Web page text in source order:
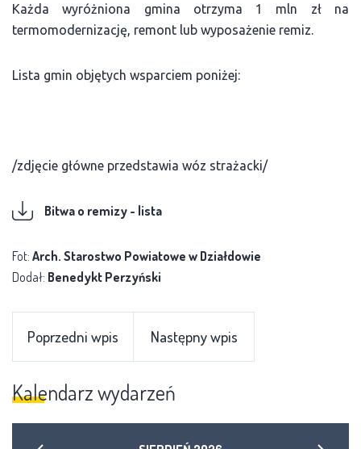
Każda wyróżniona gmina otrzyma 1 mln zł na
termomodernizację, remont lub wyposażenie remiz.
Lista gmin objętych wsparciem poniżej:
/zdjęcie główne przedstawia wóz strażacki/
Bitwa o remizy - lista
Fot: Arch. Starostwo Powiatowe w Działdowie
Dodał: Benedykt Perzyński
Poprzedni wpis Następny wpis
Kalendarz wydarzeń